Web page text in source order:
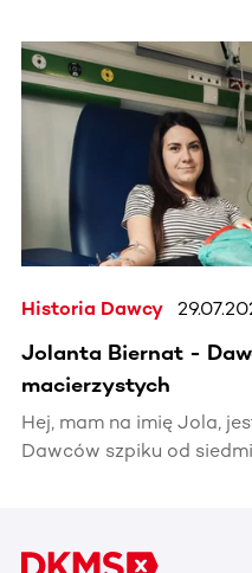
Ta sekcja zawiera treści
Historia Dawcy
Jolanta Biernat -
macierzystych
Hej, mam na imię Jola,
Dawców szpiku od